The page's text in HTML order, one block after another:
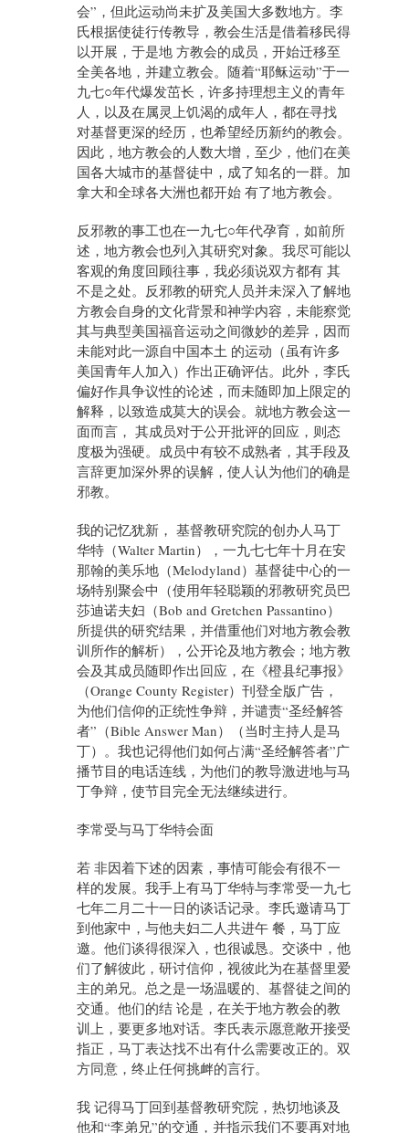
会”，但此运动尚未扩及美国大多数地方。李
氏根据使徒行传教导，教会生活是借着移民得
以开展，于是地 方教会的成员，开始迁移至
全美各地，并建立教会。随着“耶稣运动”于一
九七○年代爆发茁长，许多持理想主义的青年
人，以及在属灵上饥渴的成年人，都在寻找
对基督更深的经历，也希望经历新约的教会。
因此，地方教会的人数大增，至少，他们在美
国各大城市的基督徒中，成了知名的一群。加
拿大和全球各大洲也都开始 有了地方教会。
反邪教的事工也在一九七○年代孕育，如前所
述，地方教会也列入其研究对象。我尽可能以
客观的角度回顾往事，我必须说双方都有 其
不是之处。反邪教的研究人员并未深入了解地
方教会自身的文化背景和神学内容，未能察觉
其与典型美国福音运动之间微妙的差异，因而
未能对此一源自中国本土 的运动（虽有许多
美国青年人加入）作出正确评估。此外，李氏
偏好作具争议性的论述，而未随即加上限定的
解释，以致造成莫大的误会。就地方教会这一
面而言， 其成员对于公开批评的回应，则态
度极为强硬。成员中有较不成熟者，其手段及
言辞更加深外界的误解，使人认为他们的确是
邪教。
我的记忆犹新， 基督教研究院的创办人马丁
华特（Walter Martin），一九七七年十月在安
那翰的美乐地（Melodyland）基督徒中心的一
场特别聚会中（使用年轻聪颖的邪教研究员巴
莎迪诺夫妇（Bob and Gretchen Passantino）
所提供的研究结果，并借重他们对地方教会教
训所作的解析），公开论及地方教会；地方教
会及其成员随即作出回应，在《橙县纪事报》
（Orange County Register）刊登全版广告，
为他们信仰的正统性争辩，并谴责“圣经解答
者”（Bible Answer Man）（当时主持人是马
丁）。我也记得他们如何占满“圣经解答者”广
播节目的电话连线，为他们的教导激进地与马
丁争辩，使节目完全无法继续进行。
李常受与马丁华特会面
若 非因着下述的因素，事情可能会有很不一
样的发展。我手上有马丁华特与李常受一九七
七年二月二十一日的谈话记录。李氏邀请马丁
到他家中，与他夫妇二人共进午 餐，马丁应
邀。他们谈得很深入，也很诚恳。交谈中，他
们了解彼此，研讨信仰，视彼此为在基督里爱
主的弟兄。总之是一场温暖的、基督徒之间的
交通。他们的结 论是，在关于地方教会的教
训上，要更多地对话。李氏表示愿意敞开接受
指正，马丁表达找不出有什么需要改正的。双
方同意，终止任何挑衅的言行。
我 记得马丁回到基督教研究院，热切地谈及
他和“李弟兄”的交通，并指示我们不要再对地